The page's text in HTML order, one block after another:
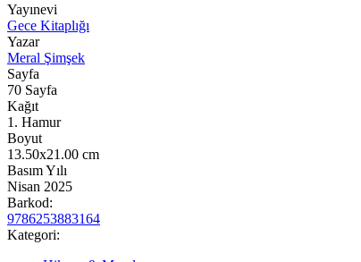
Yayınevi
Gece Kitaplığı
Yazar
Meral Şimşek
Sayfa
70 Sayfa
Kağıt
1. Hamur
Boyut
13.50x21.00 cm
Basım Yılı
Nisan 2025
Barkod:
9786253883164
Kategori: